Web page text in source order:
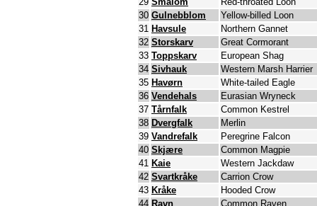
30 Gulnebblom
Yellow-billed Loon
31 Havsule
Northern Gannet
32 Storskarv
Great Cormorant
33 Toppskarv
European Shag
34 Sivhauk
Western Marsh Harrier
35 Havørn
White-tailed Eagle
36 Vendehals
Eurasian Wryneck
37 Tårnfalk
Common Kestrel
38 Dvergfalk
Merlin
39 Vandrefalk
Peregrine Falcon
40 Skjære
Common Magpie
41 Kaie
Western Jackdaw
42 Svartkråke
Carrion Crow
43 Kråke
Hooded Crow
44 Ravn
Common Raven